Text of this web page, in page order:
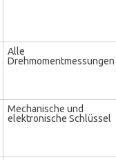
Alle
Drehmomentmessungen
Mechanische und
elektronische Schlüssel